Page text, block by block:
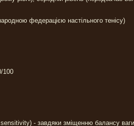
федерацією настільного тенісу)
100
- завдяки зміщенню балансу